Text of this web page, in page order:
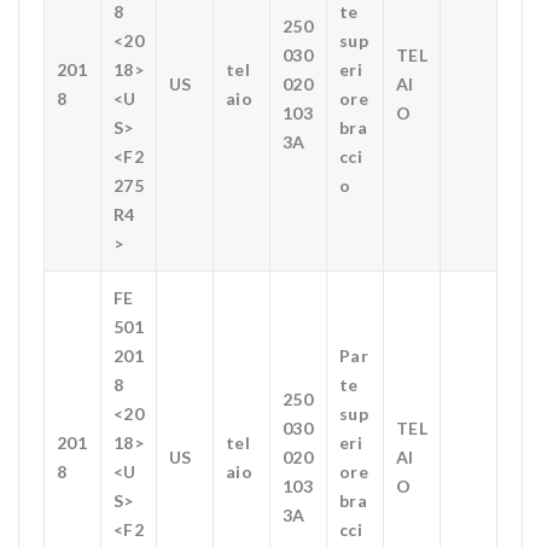
201
8
8
<20
18>
<U
S>
<F2
275
R4
>
US
tel
aio
250
030
020
103
3A
te
sup
eri
ore
bra
cci
o
TEL
AI
O
201
8
FE
501
201
8
<20
18>
<U
S>
<F2
US
tel
aio
250
030
020
103
3A
Par
te
sup
eri
ore
bra
cci
TEL
AI
O